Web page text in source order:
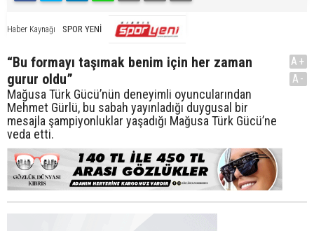
Haber Kaynağı SPOR YENİ
“Bu formayı taşımak benim için her zaman
gurur oldu”
Mağusa Türk Gücü’nün deneyimli oyuncularından
Mehmet Gürlü, bu sabah yayınladığı duygusal bir
mesajla şampiyonluklar yaşadığı Mağusa Türk Gücü’ne
veda etti.
A+
A-